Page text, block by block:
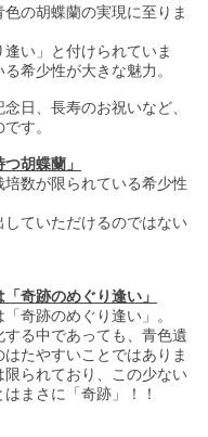
の胡蝶蘭の実現に至りま
い」と付けられていま
希少性が大きな魅力。
日、長寿のお祝いなど、
す。
胡蝶蘭」
培数が限られている希少性
ていただけるのではない
奇跡のめぐり逢い」
奇跡のめぐり逢い」。
る中であっても、青色遺
たやすいことではありま
られており、この少ない
まさに「奇跡」！！